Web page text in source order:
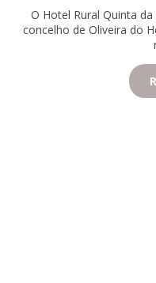
O Hotel Rural Quinta
concelho de Oliveira do